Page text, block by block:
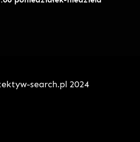
search.pl 2024